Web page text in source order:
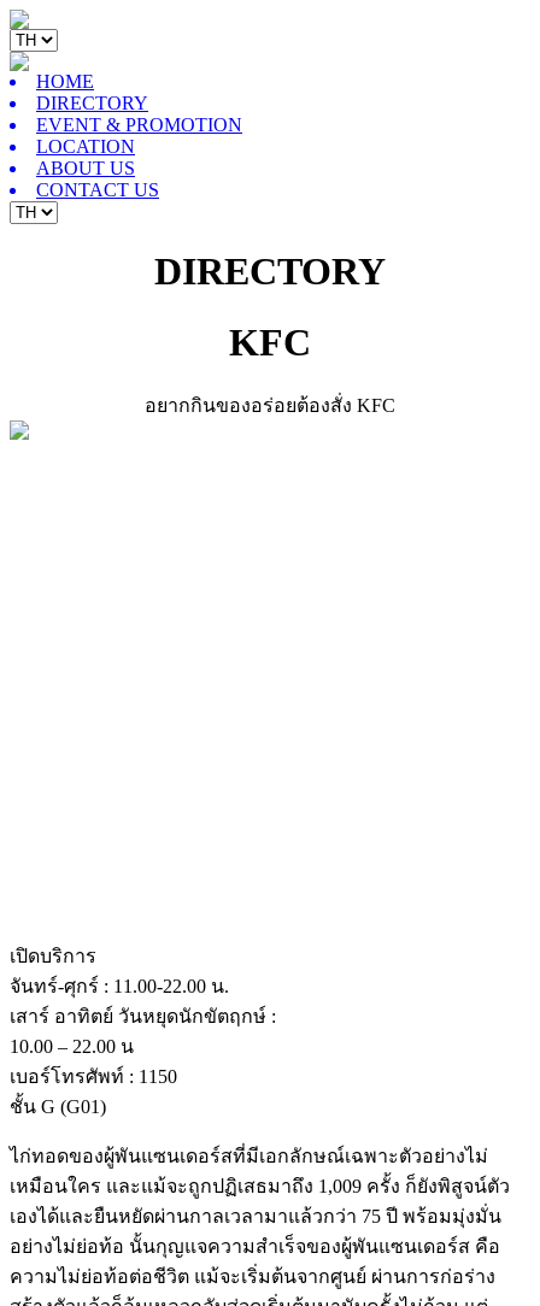
HOME
DIRECTORY
EVENT & PROMOTION
LOCATION
ABOUT US
CONTACT US
DIRECTORY
KFC
อยากกินของอร่อยต้องสั่ง KFC
เปิดบริการ
จันทร์-ศุกร์ : 11.00-22.00 น.
เสาร์ อาทิตย์ วันหยุดนักขัตฤกษ์ :
10.00 – 22.00 น
เบอร์โทรศัพท์ : 1150
ชั้น G (G01)
ไก่ทอดของผู้พันแซนเดอร์สที่มีเอกลักษณ์เฉพาะตัวอย่างไม่
เหมือนใคร และแม้จะถูกปฏิเสธมาถึง 1,009 ครั้ง ก็ยังพิสูจน์ตัว
เองได้และยืนหยัดผ่านกาลเวลามาแล้วกว่า 75 ปี พร้อมมุ่งมั่น
อย่างไม่ย่อท้อ นั้นกุญแจความสำเร็จของผู้พันแซนเดอร์ส คือ
ความไม่ย่อท้อต่อชีวิต แม้จะเริ่มต้นจากศูนย์ ผ่านการก่อร่าง